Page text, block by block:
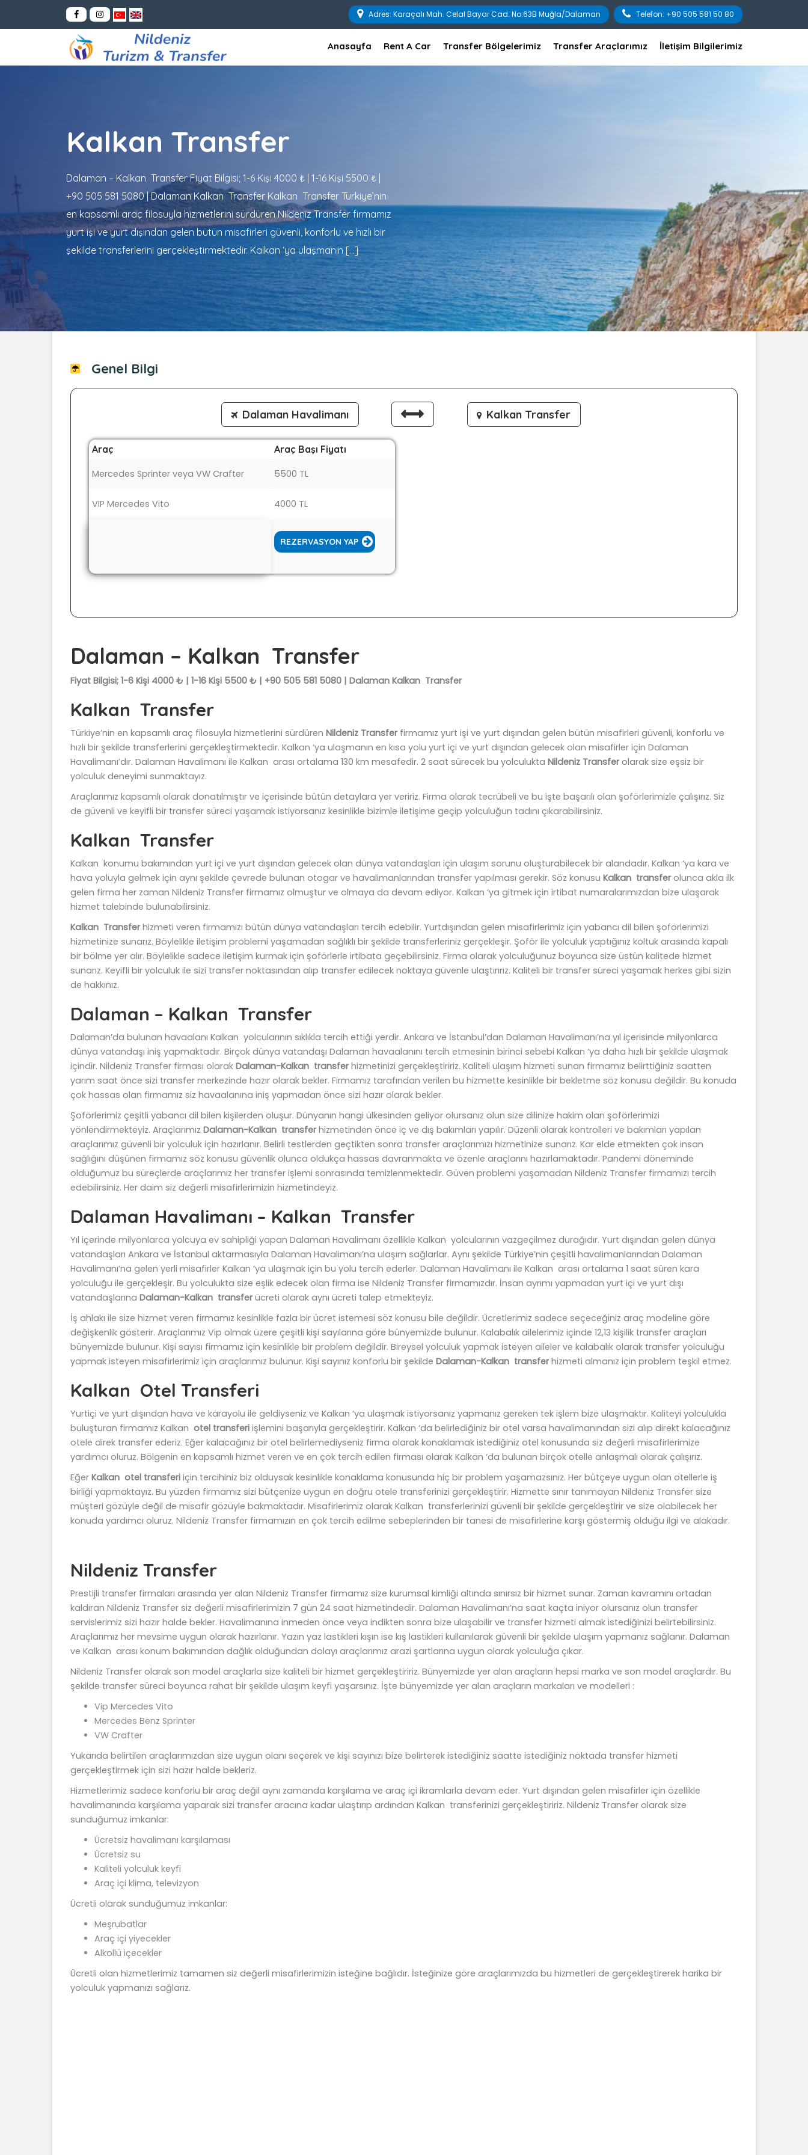
Adres: Karaçalı Mah. Celal Bayar Cad. No:63B Muğla/Dalaman Telefon: +90 505 581 50 80
Anasayfa Rent A Car Transfer Bölgelerimiz Transfer Araçlarımız İletişim Bilgilerimiz
Kalkan Transfer
Dalaman – Kalkan Transfer Fiyat Bilgisi; 1-6 Kişi 4000 ₺ | 1-16 Kişi 5500 ₺ |
+90 505 581 5080 | Dalaman Kalkan Transfer Kalkan Transfer Türkiye’nin
en kapsamlı araç filosuyla hizmetlerini sürdüren Nildeniz Transfer firmamız
yurt işi ve yurt dışından gelen bütün misafirleri güvenli, konforlu ve hızlı bir
şekilde transferlerini gerçekleştirmektedir. Kalkan ‘ya ulaşmanın […]
-->
Genel Bilgi
Dalaman Havalimanı Kalkan Transfer
Araç Araç Başı Fiyatı
Mercedes Sprinter veya VW Crafter 5500 TL
VIP Mercedes Vito 4000 TL
REZERVASYON YAP
Dalaman – Kalkan Transfer
Fiyat Bilgisi; 1-6 Kişi 4000 ₺ | 1-16 Kişi 5500 ₺ | +90 505 581 5080 | Dalaman Kalkan Transfer
Kalkan Transfer
Türkiye’nin en kapsamlı araç filosuyla hizmetlerini sürdüren Nildeniz Transfer firmamız yurt işi ve yurt dışından gelen bütün misafirleri güvenli, konforlu ve
hızlı bir şekilde transferlerini gerçekleştirmektedir. Kalkan ‘ya ulaşmanın en kısa yolu yurt içi ve yurt dışından gelecek olan misafirler için Dalaman
Havalimanı’dır. Dalaman Havalimanı ile Kalkan arası ortalama 130 km mesafedir. 2 saat sürecek bu yolculukta Nildeniz Transferolarak size eşsiz bir
yolculuk deneyimi sunmaktayız.
Araçlarımız kapsamlı olarak donatılmıştır ve içerisinde bütün detaylara yer veririz. Firma olarak tecrübeli ve bu işte başarılı olan şoförlerimizle çalışırız. Siz
de güvenli ve keyifli bir transfer süreci yaşamak istiyorsanız kesinlikle bizimle iletişime geçip yolculuğun tadını çıkarabilirsiniz.
Kalkan Transfer
Kalkan konumu bakımından yurt içi ve yurt dışından gelecek olan dünya vatandaşları için ulaşım sorunu oluşturabilecek bir alandadır. Kalkan ‘ya kara ve
hava yoluyla gelmek için aynı şekilde çevrede bulunan otogar ve havalimanlarından transfer yapılması gerekir. Söz konusu Kalkan transferolunca akla ilk
gelen firma her zaman Nildeniz Transfer firmamız olmuştur ve olmaya da devam ediyor. Kalkan ‘ya gitmek için irtibat numaralarımızdan bize ulaşarak
hizmet talebinde bulunabilirsiniz.
Kalkan Transferhizmeti veren firmamızı bütün dünya vatandaşları tercih edebilir. Yurtdışından gelen misafirlerimiz için yabancı dil bilen şoförlerimizi
hizmetinize sunarız. Böylelikle iletişim problemi yaşamadan sağlıklı bir şekilde transferleriniz gerçekleşir. Şoför ile yolculuk yaptığınız koltuk arasında kapalı
bir bölme yer alır. Böylelikle sadece iletişim kurmak için şoförlerle irtibata geçebilirsiniz. Firma olarak yolculuğunuz boyunca size üstün kalitede hizmet
sunarız. Keyifli bir yolculuk ile sizi transfer noktasından alıp transfer edilecek noktaya güvenle ulaştırırız. Kaliteli bir transfer süreci yaşamak herkes gibi sizin
de hakkınız.
Dalaman – Kalkan Transfer
Dalaman’da bulunan havaalanı Kalkan yolcularının sıklıkla tercih ettiği yerdir. Ankara ve İstanbul’dan Dalaman Havalimanı’na yıl içerisinde milyonlarca
dünya vatandaşı iniş yapmaktadır. Birçok dünya vatandaşı Dalaman havaalanını tercih etmesinin birinci sebebi Kalkan ‘ya daha hızlı bir şekilde ulaşmak
içindir. Nildeniz Transfer firması olarak Dalaman-Kalkan transferhizmetinizi gerçekleştiririz. Kaliteli ulaşım hizmeti sunan firmamız belirttiğiniz saatten
yarım saat önce sizi transfer merkezinde hazır olarak bekler. Firmamız tarafından verilen bu hizmette kesinlikle bir bekletme söz konusu değildir. Bu konuda
çok hassas olan firmamız siz havaalanına iniş yapmadan önce sizi hazır olarak bekler.
Şoförlerimiz çeşitli yabancı dil bilen kişilerden oluşur. Dünyanın hangi ülkesinden geliyor olursanız olun size dilinize hakim olan şoförlerimizi
yönlendirmekteyiz. Araçlarımız Dalaman-Kalkan transferhizmetinden önce iç ve dış bakımları yapılır. Düzenli olarak kontrolleri ve bakımları yapılan
araçlarımız güvenli bir yolculuk için hazırlanır. Belirli testlerden geçtikten sonra transfer araçlarımızı hizmetinize sunarız. Kar elde etmekten çok insan
sağlığını düşünen firmamız söz konusu güvenlik olunca oldukça hassas davranmakta ve özenle araçlarını hazırlamaktadır. Pandemi döneminde
olduğumuz bu süreçlerde araçlarımız her transfer işlemi sonrasında temizlenmektedir. Güven problemi yaşamadan Nildeniz Transfer firmamızı tercih
edebilirsiniz. Her daim siz değerli misafirlerimizin hizmetindeyiz.
Dalaman Havalimanı – Kalkan Transfer
Yıl içerinde milyonlarca yolcuya ev sahipliği yapan Dalaman Havalimanı özellikle Kalkan yolcularının vazgeçilmez durağıdır. Yurt dışından gelen dünya
vatandaşları Ankara ve İstanbul aktarmasıyla Dalaman Havalimanı’na ulaşım sağlarlar. Aynı şekilde Türkiye’nin çeşitli havalimanlarından Dalaman
Havalimanı’na gelen yerli misafirler Kalkan ‘ya ulaşmak için bu yolu tercih ederler. Dalaman Havalimanı ile Kalkan arası ortalama 1 saat süren kara
yolculuğu ile gerçekleşir. Bu yolculukta size eşlik edecek olan firma ise Nildeniz Transfer firmamızdır. İnsan ayrımı yapmadan yurt içi ve yurt dışı
vatandaşlarına Dalaman-Kalkan transferücreti olarak aynı ücreti talep etmekteyiz.
İş ahlakı ile size hizmet veren firmamız kesinlikle fazla bir ücret istemesi söz konusu bile değildir. Ücretlerimiz sadece seçeceğiniz araç modeline göre
değişkenlik gösterir. Araçlarımız Vip olmak üzere çeşitli kişi sayılarına göre bünyemizde bulunur. Kalabalık ailelerimiz içinde 12,13 kişilik transfer araçları
bünyemizde bulunur. Kişi sayısı firmamız için kesinlikle bir problem değildir. Bireysel yolculuk yapmak isteyen aileler ve kalabalık olarak transfer yolculuğu
yapmak isteyen misafirlerimiz için araçlarımız bulunur. Kişi sayınız konforlu bir şekilde Dalaman-Kalkan transferhizmeti almanız için problem teşkil etmez.
Kalkan Otel Transferi
Yurtiçi ve yurt dışından hava ve karayolu ile geldiyseniz ve Kalkan ‘ya ulaşmak istiyorsanız yapmanız gereken tek işlem bize ulaşmaktır. Kaliteyi yolculukla
buluşturan firmamız Kalkan otel transferi işlemini başarıyla gerçekleştirir. Kalkan ‘da belirlediğiniz bir otel varsa havalimanından sizi alıp direkt kalacağınız
otele direk transfer ederiz. Eğer kalacağınız bir otel belirlemediyseniz firma olarak konaklamak istediğiniz otel konusunda siz değerli misafirlerimize
yardımcı oluruz. Bölgenin en kapsamlı hizmet veren ve en çok tercih edilen firması olarak Kalkan ‘da bulunan birçok otelle anlaşmalı olarak çalışırız.
Eğer Kalkan otel transferi için tercihiniz biz olduysak kesinlikle konaklama konusunda hiç bir problem yaşamazsınız. Her bütçeye uygun olan otellerle iş
birliği yapmaktayız. Bu yüzden firmamız sizi bütçenize uygun en doğru otele transferinizi gerçekleştirir. Hizmette sınır tanımayan Nildeniz Transfer size
müşteri gözüyle değil de misafir gözüyle bakmaktadır. Misafirlerimiz olarak Kalkan transferlerinizi güvenli bir şekilde gerçekleştirir ve size olabilecek her
konuda yardımcı oluruz. Nildeniz Transfer firmamızın en çok tercih edilme sebeplerinden bir tanesi de misafirlerine karşı göstermiş olduğu ilgi ve alakadır.
Nildeniz Transfer
Prestijli transfer firmaları arasında yer alan Nildeniz Transfer firmamız size kurumsal kimliği altında sınırsız bir hizmet sunar. Zaman kavramını ortadan
kaldıran Nildeniz Transfer siz değerli misafirlerimizin 7 gün 24 saat hizmetindedir. Dalaman Havalimanı’na saat kaçta iniyor olursanız olun transfer
servislerimiz sizi hazır halde bekler. Havalimanına inmeden önce veya indikten sonra bize ulaşabilir ve transfer hizmeti almak istediğinizi belirtebilirsiniz.
Araçlarımız her mevsime uygun olarak hazırlanır. Yazın yaz lastikleri kışın ise kış lastikleri kullanılarak güvenli bir şekilde ulaşım yapmanız sağlanır. Dalaman
ve Kalkan arası konum bakımından dağlık olduğundan dolayı araçlarımız arazi şartlarına uygun olarak yolculuğa çıkar.
Nildeniz Transfer olarak son model araçlarla size kaliteli bir hizmet gerçekleştiririz. Bünyemizde yer alan araçların hepsi marka ve son model araçlardır. Bu
şekilde transfer süreci boyunca rahat bir şekilde ulaşım keyfi yaşarsınız. İşte bünyemizde yer alan araçların markaları ve modelleri :
Vip Mercedes Vito
Mercedes Benz Sprinter
VW Crafter
Yukarıda belirtilen araçlarımızdan size uygun olanı seçerek ve kişi sayınızı bize belirterek istediğiniz saatte istediğiniz noktada transfer hizmeti
gerçekleştirmek için sizi hazır halde bekleriz.
Hizmetlerimiz sadece konforlu bir araç değil aynı zamanda karşılama ve araç içi ikramlarla devam eder. Yurt dışından gelen misafirler için özellikle
havalimanında karşılama yaparak sizi transfer aracına kadar ulaştırıp ardından Kalkan transferinizi gerçekleştiririz. Nildeniz Transfer olarak size
sunduğumuz imkanlar:
Ücretsiz havalimanı karşılaması
Ücretsiz su
Kaliteli yolculuk keyfi
Araç içi klima, televizyon
Ücretli olarak sunduğumuz imkanlar:
Meşrubatlar
Araç içi yiyecekler
Alkollü içecekler
Ücretli olan hizmetlerimiz tamamen siz değerli misafirlerimizin isteğine bağlıdır. İsteğinize göre araçlarımızda bu hizmetleri de gerçekleştirerek harika bir
yolculuk yapmanızı sağlarız.